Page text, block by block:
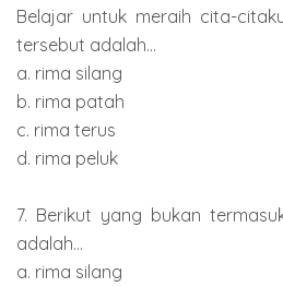
Belajar untuk meraih cita-
tersebut adalah...
a. rima silang
b. rima patah
c. rima terus
d. rima peluk
7. Berikut yang bukan
adalah...
a. rima silang